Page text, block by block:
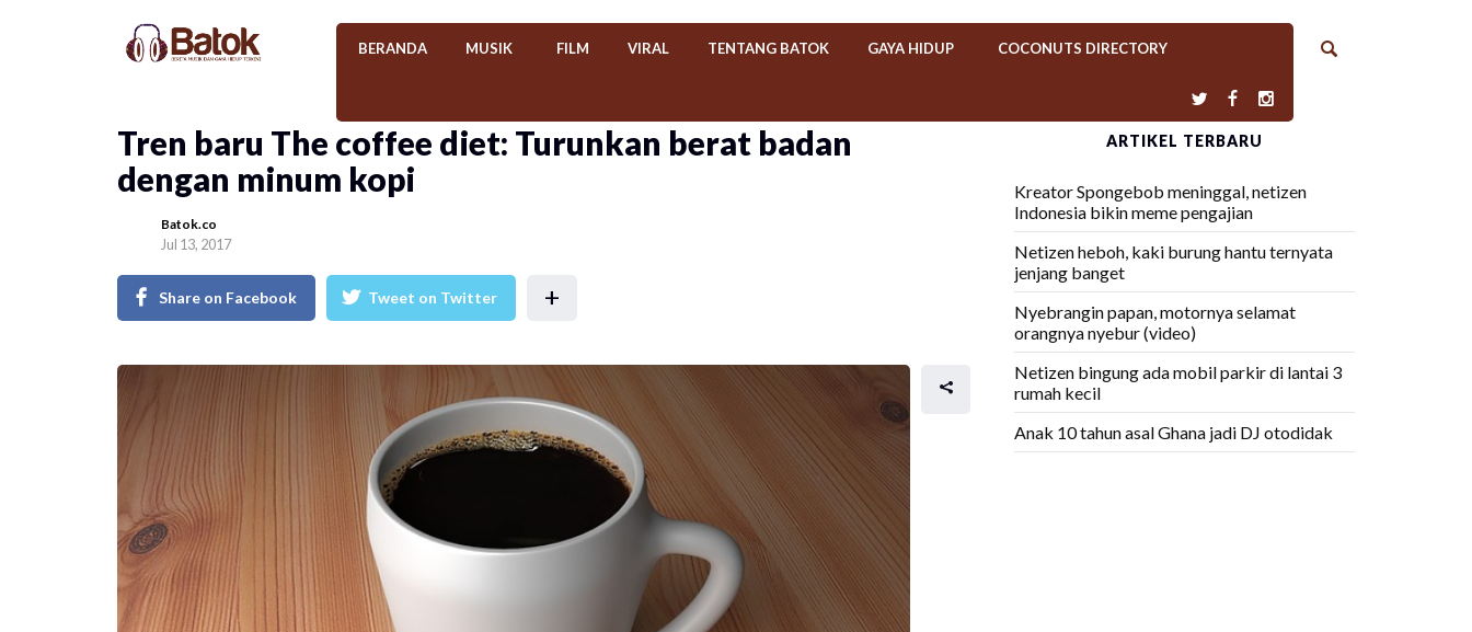
BERANDA MUSIK FILM VIRAL TENTANG BATOK GAYA HIDUP COCONUTS DIRECTORY
Tren baru The coffee diet: Turunkan berat badan
dengan minum kopi
Batok.co
Jul 13, 2017
Share on Facebook Tweet on Twitter +
ARTIKEL TERBARU
Kreator Spongebob meninggal, netizen
Indonesia bikin meme pengajian
Netizen heboh, kaki burung hantu ternyata
jenjang banget
Nyebrangin papan, motornya selamat
orangnya nyebur (video)
Netizen bingung ada mobil parkir di lantai 3
rumah kecil
Anak 10 tahun asal Ghana jadi DJ otodidak